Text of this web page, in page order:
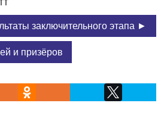
заключительного этапа ►
и призёров